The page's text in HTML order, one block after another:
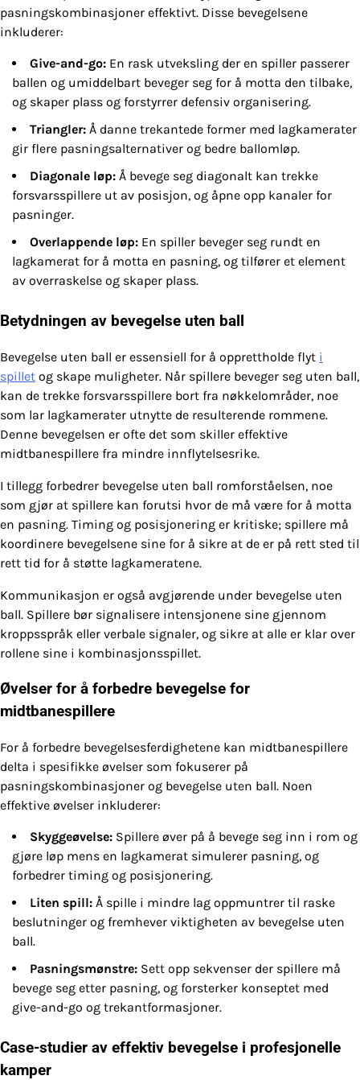
pasningskombinasjoner effektivt. Disse bevegelsene
inkluderer:
Give-and-go: En rask utveksling der en spiller passerer
ballen og umiddelbart beveger seg for å motta den tilbake,
og skaper plass og forstyrrer defensiv organisering.
Triangler: Å danne trekantede former med lagkamerater
gir flere pasningsalternativer og bedre ballomløp.
Diagonale løp: Å bevege seg diagonalt kan trekke
forsvarsspillere ut av posisjon, og åpne opp kanaler for
pasninger.
Overlappende løp: En spiller beveger seg rundt en
lagkamerat for å motta en pasning, og tilfører et element
av overraskelse og skaper plass.
Betydningen av bevegelse uten ball
Bevegelse uten ball er essensiell for å opprettholde flyt i
spillet og skape muligheter. Når spillere beveger seg uten ball,
kan de trekke forsvarsspillere bort fra nøkkelområder, noe
som lar lagkamerater utnytte de resulterende rommene.
Denne bevegelsen er ofte det som skiller effektive
midtbanespillere fra mindre innflytelsesrike.
I tillegg forbedrer bevegelse uten ball romforståelsen, noe
som gjør at spillere kan forutsi hvor de må være for å motta
en pasning. Timing og posisjonering er kritiske; spillere må
koordinere bevegelsene sine for å sikre at de er på rett sted til
rett tid for å støtte lagkameratene.
Kommunikasjon er også avgjørende under bevegelse uten
ball. Spillere bør signalisere intensjonene sine gjennom
kroppsspråk eller verbale signaler, og sikre at alle er klar over
rollene sine i kombinasjonsspillet.
Øvelser for å forbedre bevegelse for
midtbanespillere
For å forbedre bevegelsesferdighetene kan midtbanespillere
delta i spesifikke øvelser som fokuserer på
pasningskombinasjoner og bevegelse uten ball. Noen
effektive øvelser inkluderer:
Skyggeøvelse: Spillere øver på å bevege seg inn i rom og
gjøre løp mens en lagkamerat simulerer pasning, og
forbedrer timing og posisjonering.
Liten spill: Å spille i mindre lag oppmuntrer til raske
beslutninger og fremhever viktigheten av bevegelse uten
ball.
Pasningsmønstre: Sett opp sekvenser der spillere må
bevege seg etter pasning, og forsterker konseptet med
give-and-go og trekantformasjoner.
Case-studier av effektiv bevegelse i profesjonelle
kamper